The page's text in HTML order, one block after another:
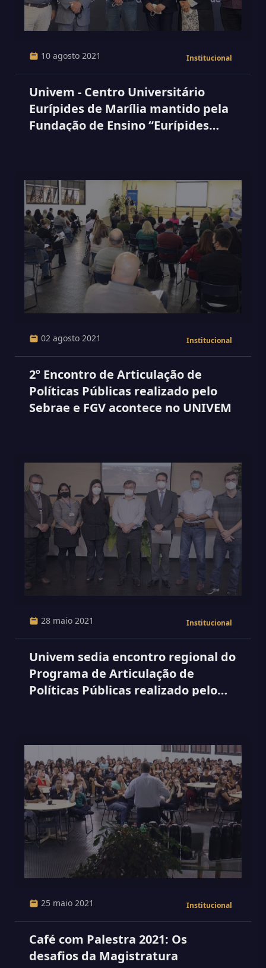
10 agosto 2021 Institucional
Univem - Centro Universitário
Eurípides de Marília mantido pela
Fundação de Ensino “Eurípides
02 agosto 2021 Institucional
2º Encontro de Articulação de
Políticas Públicas realizado pelo
Sebrae e FGV acontece no UNIVEM
28 maio 2021 Institucional
Univem sedia encontro regional do
Programa de Articulação de
Políticas Públicas realizado pelo
25 maio 2021 Institucional
Café com Palestra 2021: Os
desafios da Magistratura